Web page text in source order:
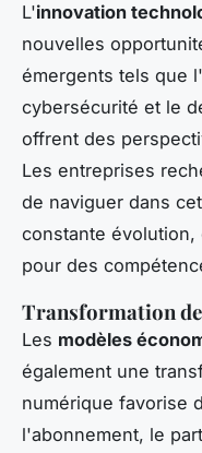
L'innovation
nouvelles
émergents tels que
cybersécurité et le
offrent des
Les entreprises
de naviguer dans
constante évolution,
pour des
Transformation
Les modèles
également une
numérique favorise
l'abonnement, le